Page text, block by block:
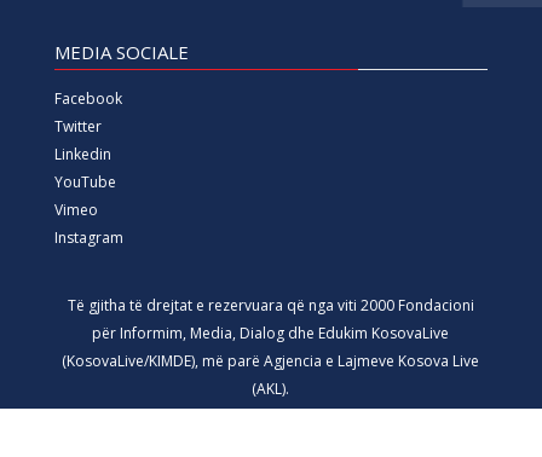
MEDIA SOCIALE
Facebook
Twitter
Linkedin
YouTube
Vimeo
Instagram
Të gjitha të drejtat e rezervuara që nga viti 2000 Fondacioni
për Informim, Media, Dialog dhe Edukim KosovaLive
(KosovaLive/KIMDE), më parë Agjencia e Lajmeve Kosova Live
(AKL).